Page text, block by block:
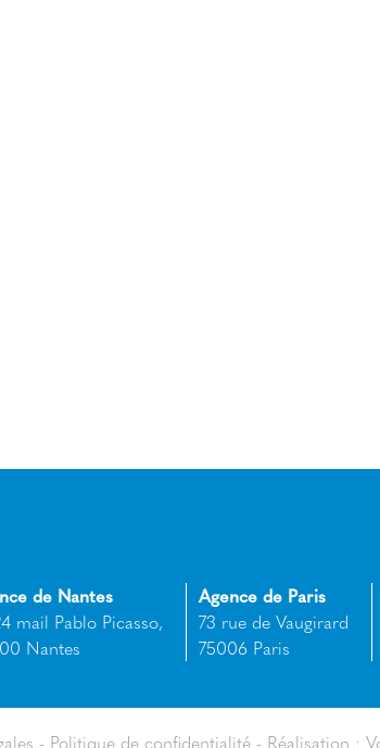
de Nantes
mail Pablo Picasso,
Nantes
Agence de Paris
73 rue de Vaugirard
75006 Paris
Politique de confidentialité Réalisation :